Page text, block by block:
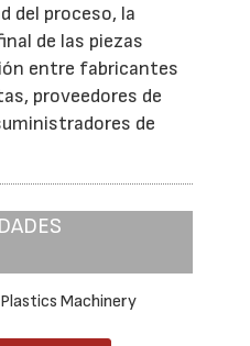
del proceso, la
de las piezas
entre fabricantes
proveedores de
de
Machinery